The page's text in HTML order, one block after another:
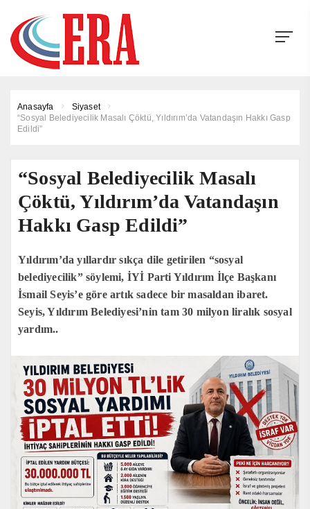
Anasayfa
Siyaset
“Sosyal Belediyecilik Masalı Çöktü, Yıldırım’da Vatandaşın Hakkı Gasp
Edildi”
“Sosyal Belediyecilik Masalı
Çöktü, Yıldırım’da Vatandaşın
Hakkı Gasp Edildi”
Yıldırım’da yıllardır sıkça dile getirilen “sosyal
belediyecilik” söylemi, İYİ Parti Yıldırım İlçe Başkanı
İsmail Seyis’e göre artık sadece bir masaldan ibaret.
Seyis, Yıldırım Belediyesi’nin tam 30 milyon liralık sosyal
yardım..